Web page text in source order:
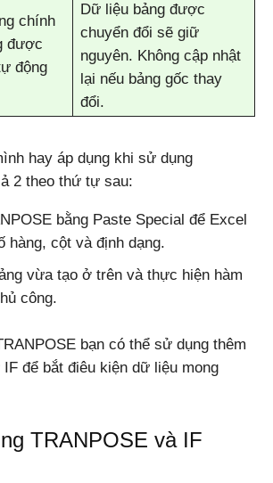
chính
được
động
Dữ liệu bảng được
chuyển đổi sẽ giữ
nguyên. Không cập nhật
lại nếu bảng gốc thay
đổi.
hay áp dụng khi sử dụng
2 theo thứ tự sau:
bằng Paste Special để Excel
hàng, cột và định dạng.
vừa tạo ở trên và thực hiện hàm
công.
bạn có thể sử dụng thêm
để bắt điêu kiện dữ liệu mong
TRANPOSE và IF